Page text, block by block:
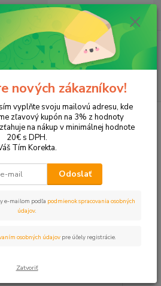
Hľadať
ks
za 0,00 EUR
papier
parametre
Najdrahšie
1-18 z 18
nových zákazníkov!
vyplňte svoju mailovú adresu, kde
zľavový kupón na 3% z hodnoty
na nákup v minimálnej hodnote
20€ s DPH.
Tím Korekta.
Odoslať
e-mailom podľa podmienok spracovania osobných
údajov.
osobných údajov pre účely registrácie.
Zatvoriť